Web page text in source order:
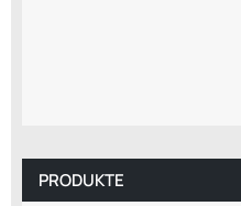
PRODUKTE